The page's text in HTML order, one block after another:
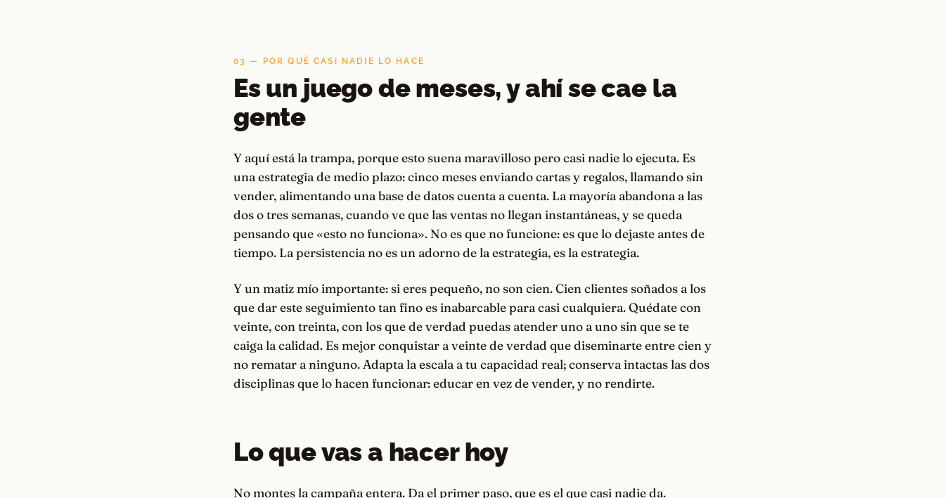
03 — POR QUÉ CASI NADIE LO HACE
Es un juego de meses, y ahí se cae la
gente
Y aquí está la trampa, porque esto suena maravilloso pero casi nadie lo ejecuta. Es
una estrategia de medio plazo: cinco meses enviando cartas y regalos, llamando sin
vender, alimentando una base de datos cuenta a cuenta. La mayoría abandona a las
dos o tres semanas, cuando ve que las ventas no llegan instantáneas, y se queda
pensando que «esto no funciona». No es que no funcione: es que lo dejaste antes de
tiempo. La persistencia no es un adorno de la estrategia, es la estrategia.
Y un matiz mío importante: si eres pequeño, no son cien. Cien clientes soñados a los
que dar este seguimiento tan fino es inabarcable para casi cualquiera. Quédate con
veinte, con treinta, con los que de verdad puedas atender uno a uno sin que se te
caiga la calidad. Es mejor conquistar a veinte de verdad que diseminarte entre cien y
no rematar a ninguno. Adapta la escala a tu capacidad real; conserva intactas las dos
disciplinas que lo hacen funcionar: educar en vez de vender, y no rendirte.
Lo que vas a hacer hoy
No montes la campaña entera. Da el primer paso, que es el que casi nadie da.